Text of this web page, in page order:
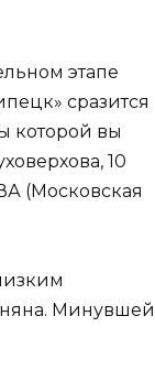
этапе
сразится
которой вы
10
(Московская
Минувшей